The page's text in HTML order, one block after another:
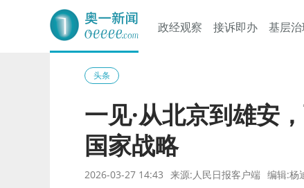
奥一网
政经观察 接诉即办 基层
头条
一见·从北京到雄安
国家战略
2026-03-27 14:43 来源:人民日报客户端 编辑:杨